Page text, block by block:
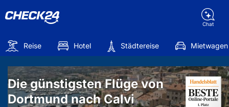
Chat
Reise Hotel Städtereise Mietwagen
Die günstigsten Flüge von
Dortmund nach Calvi